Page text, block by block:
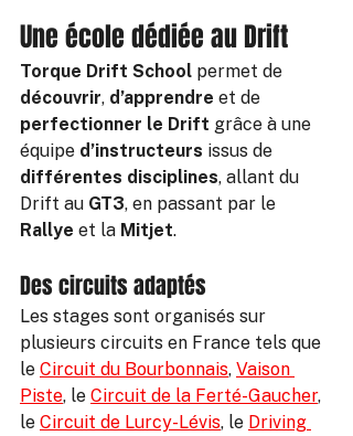
Une école dédiée au Drift
Torque Drift School permet de
découvrir, d’apprendre et de
perfectionner le Drift grâce à une
équipe d’instructeurs issus de
différentes disciplines, allant du
Drift au GT3, en passant par le
Rallye et la Mitjet.
Des circuits adaptés
Les stages sont organisés sur
plusieurs circuits en France tels que
le Circuit du Bourbonnais, Vaison
Piste, le Circuit de la Ferté-Gaucher,
le Circuit de Lurcy-Lévis, le Driving